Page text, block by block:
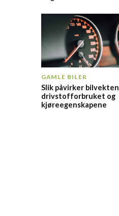
GAMLE BILER
Slik påvirker bilvekten
drivstofforbruket og
kjøreegenskapene